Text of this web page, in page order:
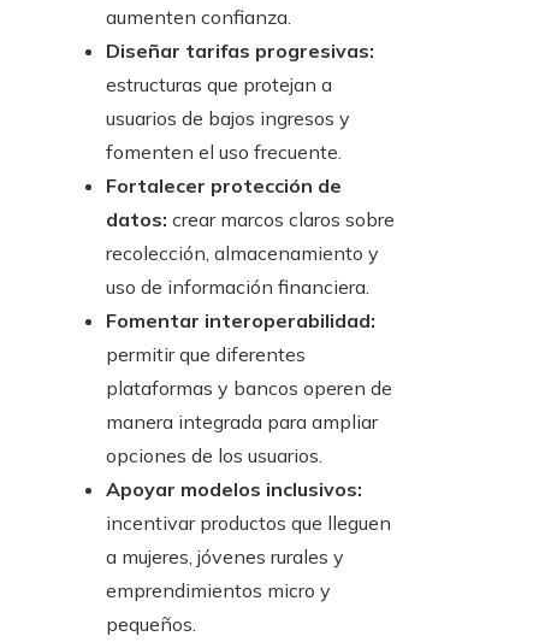
aumenten confianza.
Diseñar tarifas progresivas:
estructuras que protejan a
usuarios de bajos ingresos y
fomenten el uso frecuente.
Fortalecer protección de
datos: crear marcos claros sobre
recolección, almacenamiento y
uso de información financiera.
Fomentar interoperabilidad:
permitir que diferentes
plataformas y bancos operen de
manera integrada para ampliar
opciones de los usuarios.
Apoyar modelos inclusivos:
incentivar productos que lleguen
a mujeres, jóvenes rurales y
emprendimientos micro y
pequeños.